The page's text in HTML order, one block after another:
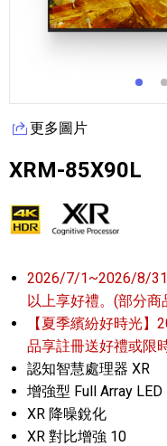
更多圖片
XRM-85X90L
2026/7/1~2026/8/31
以上享好禮。(部分商
【夏季繽紛好時光
品享註冊送好禮或限
認知智慧處理器 XR
增強型 Full Array LED
XR 降噪銳化
XR 對比增強 10